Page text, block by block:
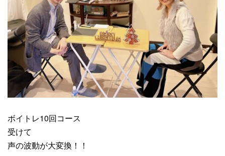
ボイトレ10回コース
受けて
声の波動が大変換！！